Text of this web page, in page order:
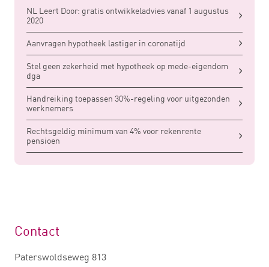
NL Leert Door: gratis ontwikkeladvies vanaf 1 augustus
2020
Aanvragen hypotheek lastiger in coronatijd
Stel geen zekerheid met hypotheek op mede-eigendom
dga
Handreiking toepassen 30%-regeling voor uitgezonden
werknemers
Rechtsgeldig minimum van 4% voor rekenrente
pensioen
Contact
Paterswoldseweg 813